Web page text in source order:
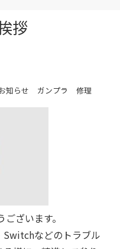
拶
知らせ ガンプラ 修理
ざいます。
Switchなどのトラブル